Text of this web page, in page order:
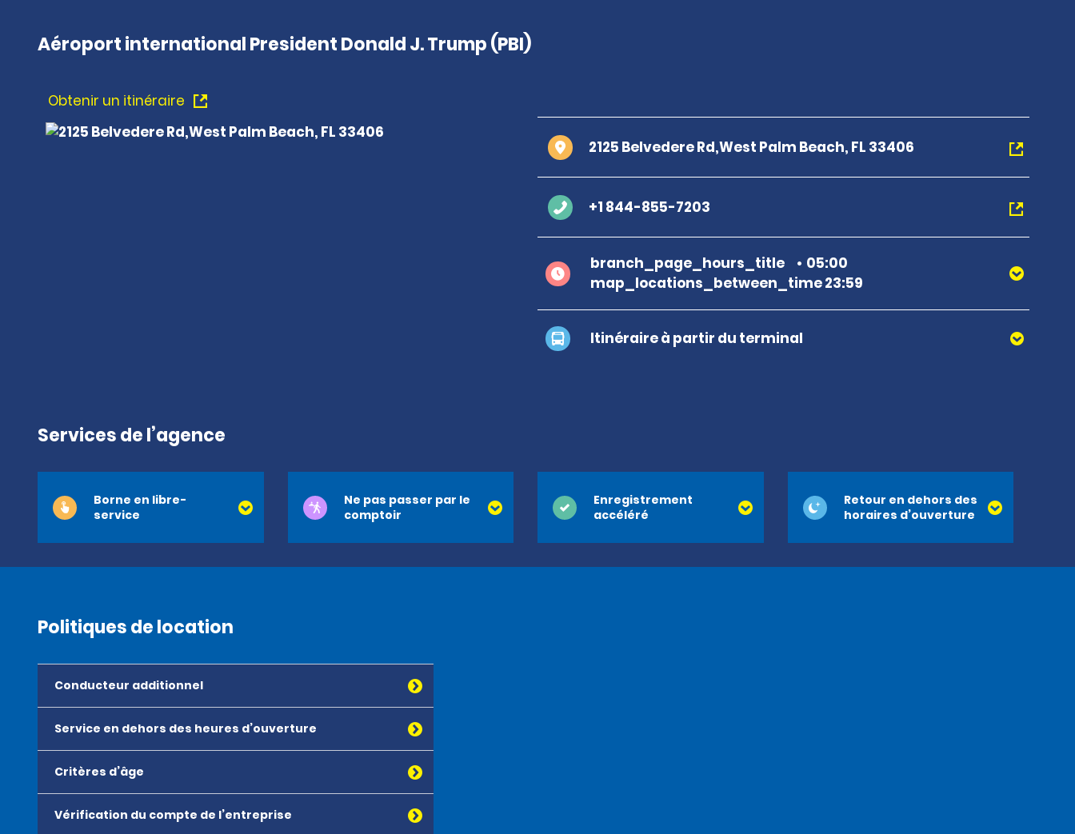
Aéroport international President Donald J. Trump (PBI)
Obtenir un itinéraire
2125 Belvedere Rd,West Palm Beach, FL 33406
+1 844-855-7203
branch_page_hours_title
05:00
map_locations_between_time 23:59
Itinéraire à partir du terminal
Services de l’agence
Borne en libre-
service
Ne pas passer par le
comptoir
Enregistrement
accéléré
Retour en dehors des
horaires d’ouverture
Politiques de location
Conducteur additionnel
Service en dehors des heures d’ouverture
Critères d’âge
Vérification du compte de l’entreprise